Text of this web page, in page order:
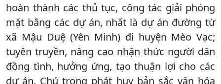
hoàn thành các thủ tục, công tác giải phóng
mặt bằng các dự án, nhất là dự án đường từ
xã Mậu Duệ (Yên Minh) đi huyện Mèo Vạc;
tuyên truyền, nâng cao nhận thức người dân
đồng tình, hưởng ứng, tạo thuận lợi cho các
dự án. Chú trọng phát huy bản sắc văn hóa